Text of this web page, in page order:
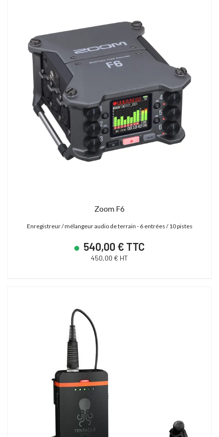
Zoom F6
Enregistreur / mélangeur audio de terrain - 6 entrées / 10 pistes
540,00 € TTC
450,00 € HT